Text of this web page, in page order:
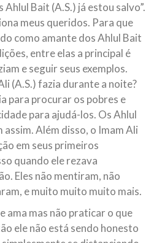
Ahlul Bait (A.S.) já estou salvo”.
meus queridos. Para que
como amante dos Ahlul Bait
entre elas a principal é
e seguir seus exemplos.
(A.S.) fazia durante a noite?
para procurar os pobres e
para ajudá-los. Os Ahlul
Além disso, o Imam Ali
em seus primeiros
quando ele rezava
Eles não mentiram, não
e muito muito muito mais.
ama mas não praticar o que
ele não está sendo honesto